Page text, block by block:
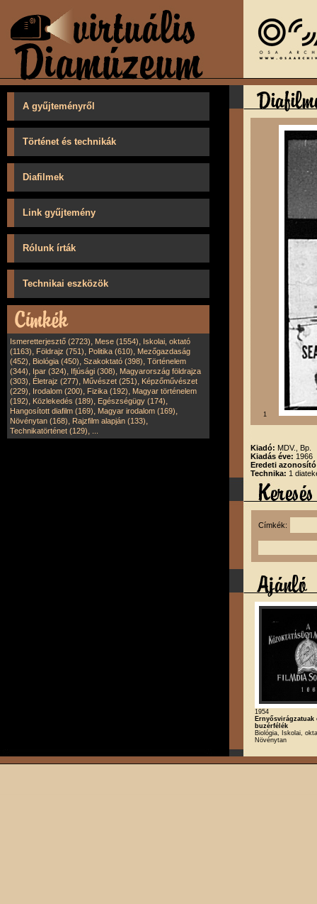
A gyűjteményről
Történet és technikák
Diafilmek
Link gyűjtemény
Rólunk írták
Technikai eszközök
Ismeretterjesztő (2723), Mese (1554), Iskolai, oktató
(1163), Földrajz (751), Politika (610), Mezőgazdaság
(452), Biológia (450), Szakoktató (398), Történelem
(344), Ipar (324), Ifjúsági (308), Magyarország földrajza
(303), Életrajz (277), Művészet (251), Képzőművészet
(229), Irodalom (200), Fizika (192), Magyar történelem
(192), Közlekedés (189), Egészségügy (174),
Hangosított diafilm (169), Magyar irodalom (169),
Növénytan (168), Rajzfilm alapján (133),
Technikatörténet (129),
1
Kiadó: MDV., Bp.
Kiadás éve: 1966
Eredeti
Technika: 1
Címkék:
1954
Ernyősvirágzatuak
buzérfélék
Biológia, Iskolai,
Növénytan